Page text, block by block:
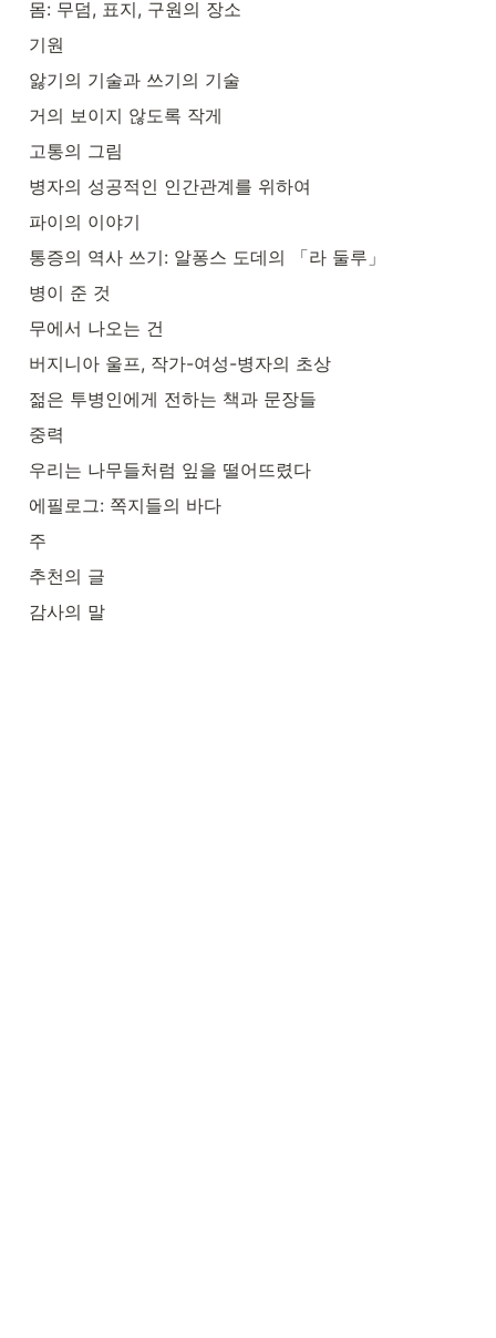
몸: 무덤, 표지, 구원의 장소
기원
앓기의 기술과 쓰기의 기술
거의 보이지 않도록 작게
고통의 그림
병자의 성공적인 인간관계를 위하여
파이의 이야기
통증의 역사 쓰기: 알퐁스 도데의 「라 둘루」
병이 준 것
무에서 나오는 건
버지니아 울프, 작가-여성-병자의 초상
젊은 투병인에게 전하는 책과 문장들
중력
우리는 나무들처럼 잎을 떨어뜨렸다
에필로그: 쪽지들의 바다
주
추천의 글
감사의 말